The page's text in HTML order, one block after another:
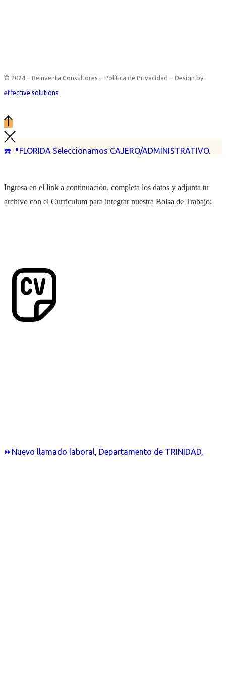
☎️📍FLORIDA Seleccionamos CAJERO/ADMINISTRATIVO.
⏩Nuevo llamado laboral, Departamento de TRINIDAD,
© 2024 – Reinventa Consultores – Política de Privacidad – Design by
effective solutions
Ingresa en el link a continuación, completa los datos y adjunta tu
archivo con el Curriculum para integrar nuestra Bolsa de Trabajo: